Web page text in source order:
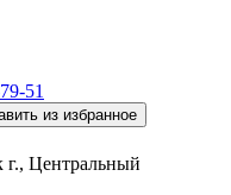
51
из избранное
г., Центральный